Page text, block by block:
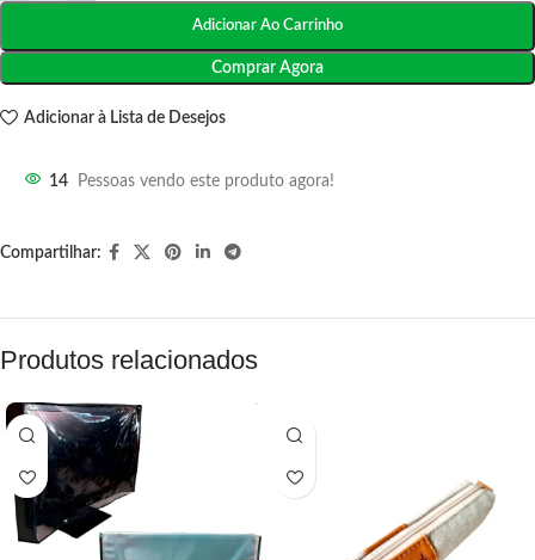
Adicionar Ao Carrinho
Comprar Agora
Adicionar à Lista de Desejos
14 Pessoas vendo este produto agora!
Compartilhar:
Produtos relacionados